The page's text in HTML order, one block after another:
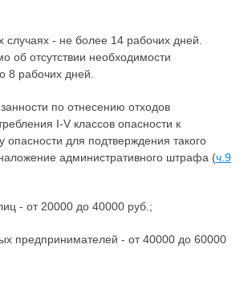
случаях - не более 14 рабочих дней.
об отсутствии необходимости
8 рабочих дней.
по отнесению отходов
I-V классов опасности к
опасности для подтверждения такого
административного штрафа (ч.9
- от 20000 до 40000 руб.;
предпринимателей - от 40000 до 60000